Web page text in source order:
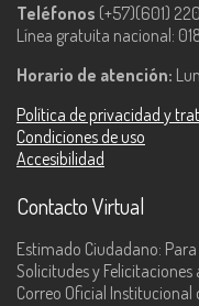
Teléfonos (+57)(601)
Línea gratuita nacional:
Horario de atención:
Política de privacidad y
Condiciones de uso
Accesibilidad
Contacto Virtual
Estimado Ciudadano:
Solicitudes y
Correo Oficial Institucional